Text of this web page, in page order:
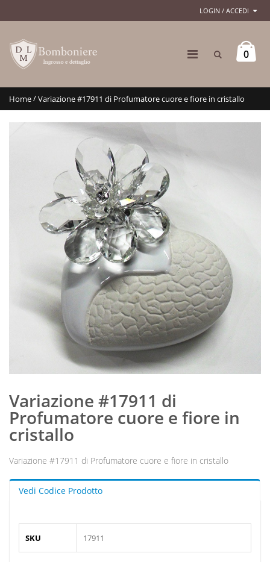
LOGIN / ACCEDI
0
Home/Variazione #17911 di Profumatore cuore e fiore in cristallo
Variazione #17911 di
Profumatore cuore e fiore in
cristallo
Variazione #17911 di Profumatore cuore e fiore in cristallo
Vedi Codice Prodotto
SKU 17911